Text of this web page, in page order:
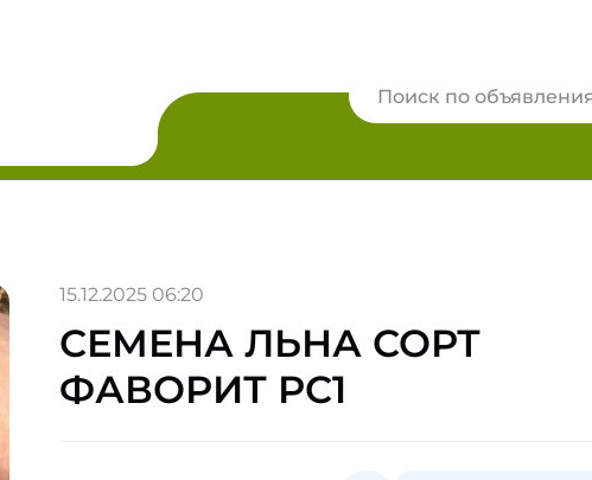
15.12.2025 06:20
СЕМЕНА ЛЬНА СОРТ
ФАВОРИТ РС1